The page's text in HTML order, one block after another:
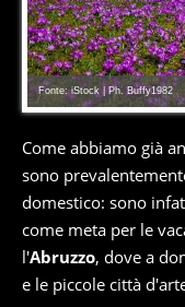
Fonte: iStock | Ph. Buffy1982
Come abbiamo già
sono
domestico: sono
come meta per le
l'Abruzzo, dove a
e le piccole città